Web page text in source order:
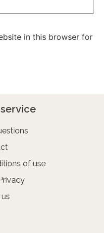
in this browser for
of use